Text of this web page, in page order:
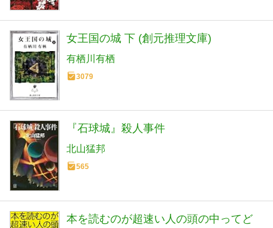
女王国の城 下 (創元推理文庫)
有栖川有栖
3079
『石球城』殺人事件
北山猛邦
565
本を読むのが超速い人の頭の中ってど